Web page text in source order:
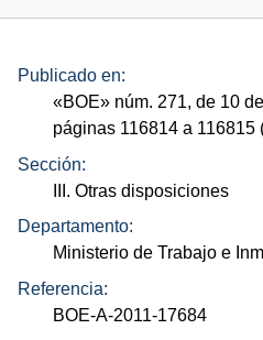
Publicado en:
«BOE» núm. 271, de 10
páginas 116814 a 116815
Sección:
III. Otras disposiciones
Departamento:
Ministerio de Trabajo e
Referencia:
BOE-A-2011-17684